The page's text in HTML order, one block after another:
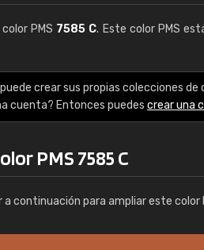
PMS 7585 C. Este color PMS
crear sus propias colecciones de
cuenta? Entonces puedes crear una
PMS 7585 C
a continuación para ampliar este color